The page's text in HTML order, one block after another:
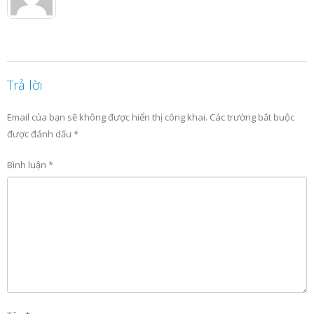
Trả lời
Email của bạn sẽ không được hiển thị công khai. Các trường bắt buộc
được đánh dấu *
Bình luận *